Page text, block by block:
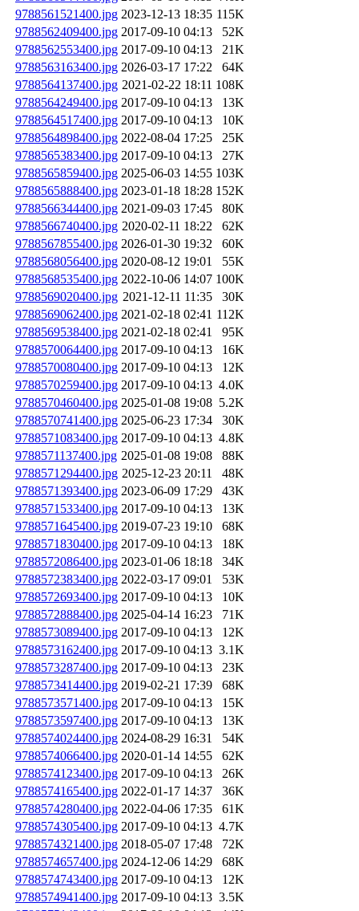
9788561521400.jpg 2023-12-13 18:35 115K
9788562409400.jpg 2017-09-10 04:13
52K
9788562553400.jpg 2017-09-10 04:13
21K
9788563163400.jpg 2026-03-17 17:22
64K
9788564137400.jpg 2021-02-22 18:11 108K
9788564249400.jpg 2017-09-10 04:13
13K
9788564517400.jpg 2017-09-10 04:13
10K
9788564898400.jpg 2022-08-04 17:25
25K
9788565383400.jpg 2017-09-10 04:13
27K
9788565859400.jpg 2025-06-03 14:55 103K
9788565888400.jpg 2023-01-18 18:28 152K
9788566344400.jpg 2021-09-03 17:45
80K
9788566740400.jpg 2020-02-11 18:22
62K
9788567855400.jpg 2026-01-30 19:32
60K
9788568056400.jpg 2020-08-12 19:01
55K
9788568535400.jpg 2022-10-06 14:07 100K
9788569020400.jpg 2021-12-11 11:35
30K
9788569062400.jpg 2021-02-18 02:41 112K
9788569538400.jpg 2021-02-18 02:41
95K
9788570064400.jpg 2017-09-10 04:13
16K
9788570080400.jpg 2017-09-10 04:13
12K
9788570259400.jpg 2017-09-10 04:13 4.0K
9788570460400.jpg 2025-01-08 19:08 5.2K
9788570741400.jpg 2025-06-23 17:34
30K
9788571083400.jpg 2017-09-10 04:13 4.8K
9788571137400.jpg 2025-01-08 19:08
88K
9788571294400.jpg 2025-12-23 20:11
48K
9788571393400.jpg 2023-06-09 17:29
43K
9788571533400.jpg 2017-09-10 04:13
13K
9788571645400.jpg 2019-07-23 19:10
68K
9788571830400.jpg 2017-09-10 04:13
18K
9788572086400.jpg 2023-01-06 18:18
34K
9788572383400.jpg 2022-03-17 09:01
53K
9788572693400.jpg 2017-09-10 04:13
10K
9788572888400.jpg 2025-04-14 16:23
71K
9788573089400.jpg 2017-09-10 04:13
12K
9788573162400.jpg 2017-09-10 04:13 3.1K
9788573287400.jpg 2017-09-10 04:13
23K
9788573414400.jpg 2019-02-21 17:39
68K
9788573571400.jpg 2017-09-10 04:13
15K
9788573597400.jpg 2017-09-10 04:13
13K
9788574024400.jpg 2024-08-29 16:31
54K
9788574066400.jpg 2020-01-14 14:55
62K
9788574123400.jpg 2017-09-10 04:13
26K
9788574165400.jpg 2022-01-17 14:37
36K
9788574280400.jpg 2022-04-06 17:35
61K
9788574305400.jpg 2017-09-10 04:13 4.7K
9788574321400.jpg 2018-05-07 17:48
72K
9788574657400.jpg 2024-12-06 14:29
68K
9788574743400.jpg 2017-09-10 04:13
12K
9788574941400.jpg 2017-09-10 04:13 3.5K